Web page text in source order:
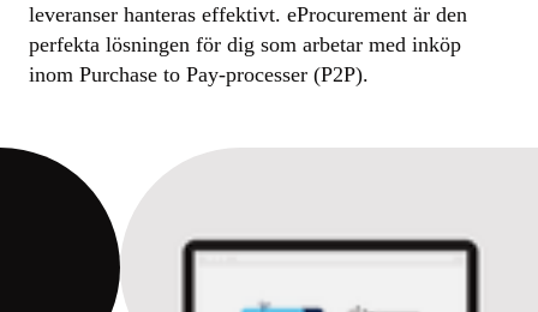
leveranser hanteras effektivt. eProcurement är den
perfekta lösningen för dig som arbetar med inköp
inom Purchase to Pay-processer (P2P).